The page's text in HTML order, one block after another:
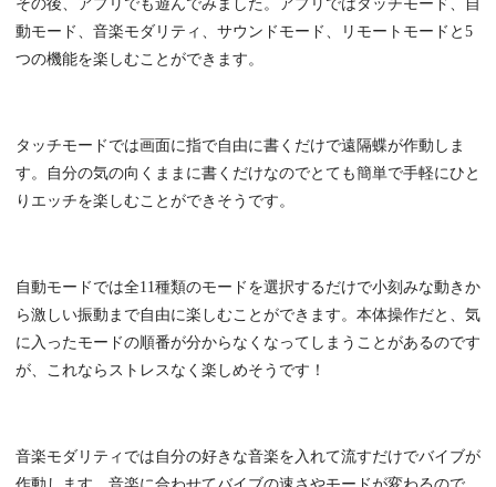
その後、アプリでも遊んでみました。アプリではタッチモード、自
動モード、音楽モダリティ、サウンドモード、リモートモードと5
つの機能を楽しむことができます。
タッチモードでは画面に指で自由に書くだけで遠隔蝶が作動しま
す。自分の気の向くままに書くだけなのでとても簡単で手軽にひと
りエッチを楽しむことができそうです。
自動モードでは全11種類のモードを選択するだけで小刻みな動きか
ら激しい振動まで自由に楽しむことができます。本体操作だと、気
に入ったモードの順番が分からなくなってしまうことがあるのです
が、これならストレスなく楽しめそうです！
音楽モダリティでは自分の好きな音楽を入れて流すだけでバイブが